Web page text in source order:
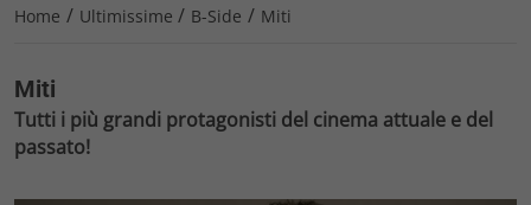
Home / Ultimissime / B-Side / Miti
Miti
Tutti i più grandi protagonisti del cinema attuale e del
passato!